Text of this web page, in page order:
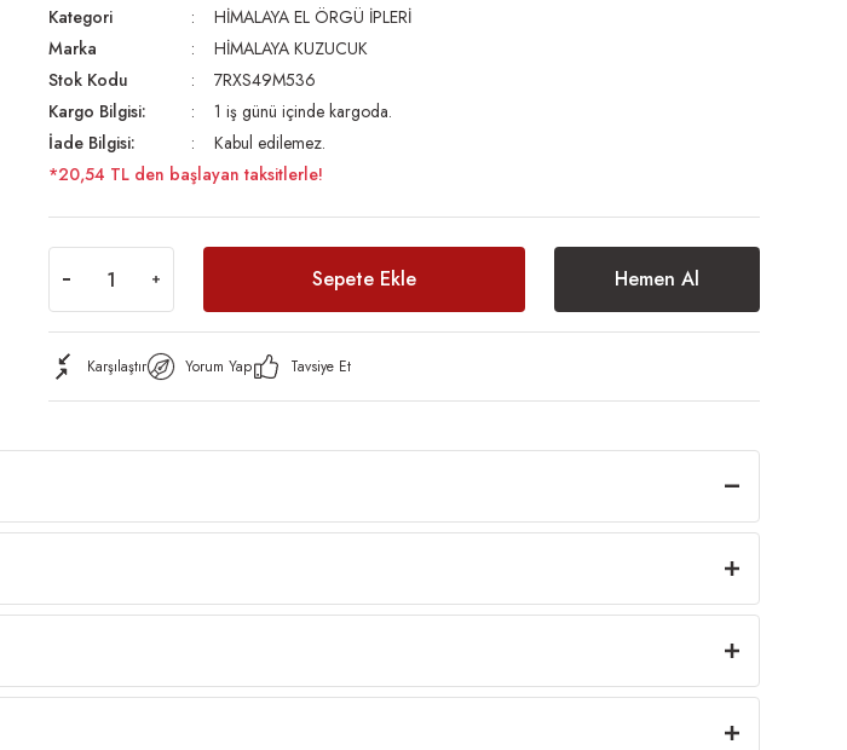
Kategori
HİMALAYA EL ÖRGÜ İPLERİ
Marka
HİMALAYA KUZUCUK
Stok Kodu
7RXS49M536
Kargo Bilgisi:
1 iş günü içinde kargoda.
İade Bilgisi:
Kabul edilemez.
*20,54 TL den başlayan taksitlerle!
Sepete Ekle Hemen Al
Karşılaştır Yorum Yap Tavsiye Et